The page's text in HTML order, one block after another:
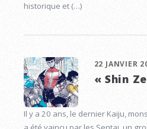
historique et (…)
22 JANVIER
« Shin
Il y a 20 ans, le dernier Kaiju,